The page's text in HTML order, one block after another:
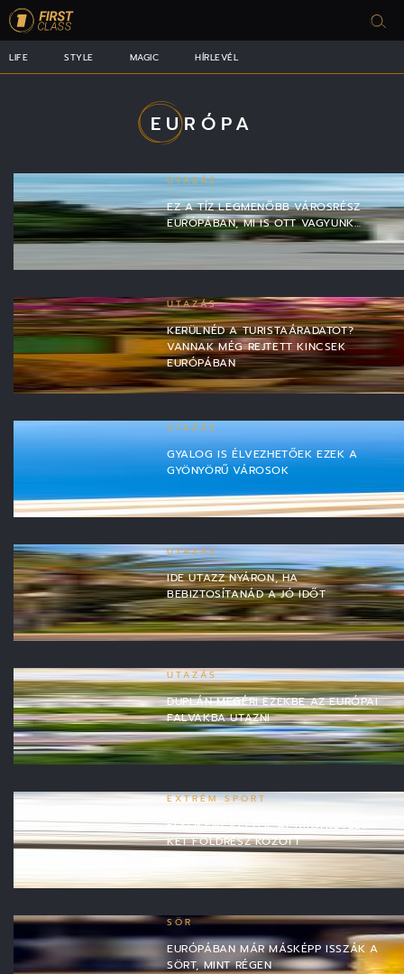
LIFE STYLE MAGIC HÍRLEVÉL
EURÓPA
UTAZÁS
EZ A TÍZ LEGMENŐBB VÁROSRÉSZ
EURÓPÁBAN, MI IS OTT VAGYUNK…
UTAZÁS
KERÜLNÉD A TURISTAÁRADATOT?
VANNAK MÉG REJTETT KINCSEK
EURÓPÁBAN
UTAZÁS
GYALOG IS ÉLVEZHETŐEK EZEK A
GYÖNYÖRŰ VÁROSOK
UTAZÁS
IDE UTAZZ NYÁRON, HA
BEBIZTOSÍTANÁD A JÓ IDŐT
UTAZÁS
DUPLÁN MEGÉRI EZEKBE AZ EURÓPAI
FALVAKBA UTAZNI
EXTRÉM SPORT
ELSŐKÉNT KELTEK ÁT DRÓTKÖTÉLEN
KÉT FÖLDRÉSZ KÖZÖTT
SÖR
EURÓPÁBAN MÁR MÁSKÉPP ISSZÁK A
SÖRT, MINT RÉGEN